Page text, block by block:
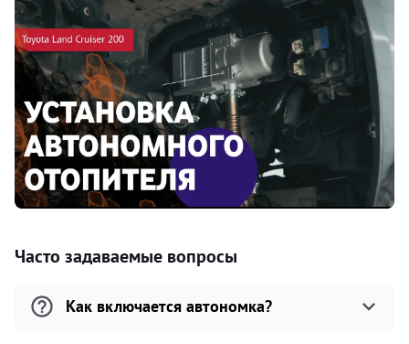
Часто задаваемые вопросы
Как включается автономка?